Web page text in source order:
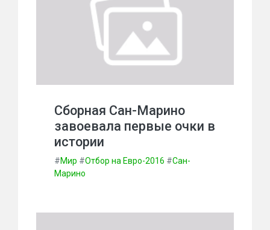
Сборная Сан-Марино
завоевала первые очки в
истории
#Мир #Отбор на Евро-2016 #Сан-
Марино